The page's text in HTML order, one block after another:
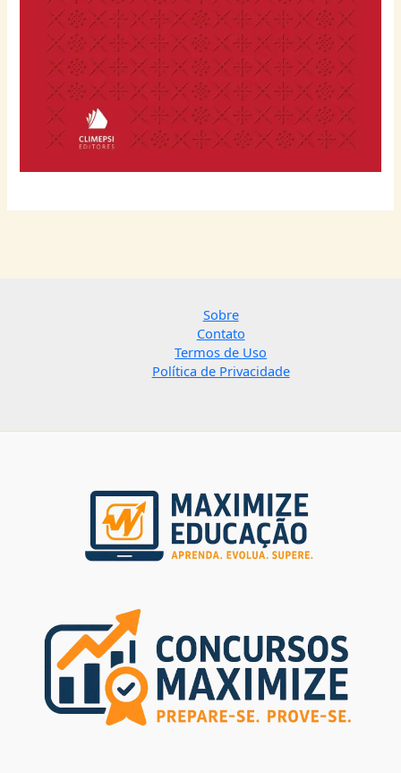
Sobre
Contato
Termos de Uso
Política de Privacidade